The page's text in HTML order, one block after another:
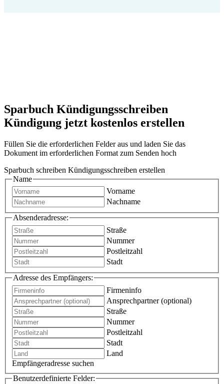
Sparbuch Kündigungsschreiben
Kündigung jetzt kostenlos erstellen
Füllen Sie die erforderlichen Felder aus und laden Sie das
Dokument im erforderlichen Format zum Senden hoch
Sparbuch schreiben Kündigungsschreiben erstellen
Name
Vorname
Nachname
Absenderadresse:
Straße
Nummer
Postleitzahl
Stadt
Adresse des Empfängers:
Firmeninfo
Ansprechpartner (optional)
Straße
Nummer
Postleitzahl
Stadt
Land
Empfängeradresse suchen
Benutzerdefinierte Felder: